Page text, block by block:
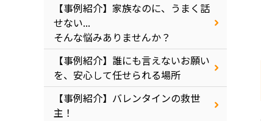
【事例紹介】家族なのに、うまく話
せない...
そんな悩みありませんか？
【事例紹介】誰にも言えないお願い
を、安心して任せられる場所
【事例紹介】バレンタインの救世
主！